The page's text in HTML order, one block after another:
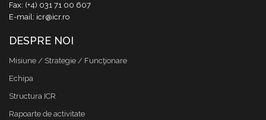
Fax: (+4) 031 71 00 607
E-mail: icr@icr.ro
DESPRE NOI
Misiune / Strategie / Funcţionare
Echipa
Structura ICR
Rapoarte de activitate